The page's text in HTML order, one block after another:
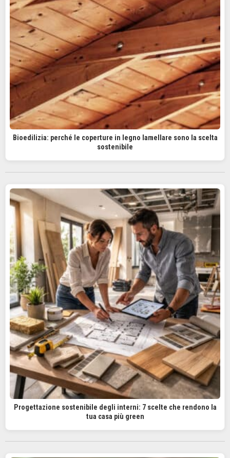
Bioedilizia: perché le coperture in legno lamellare sono la scelta
sostenibile
Progettazione sostenibile degli interni: 7 scelte che rendono la
tua casa più green